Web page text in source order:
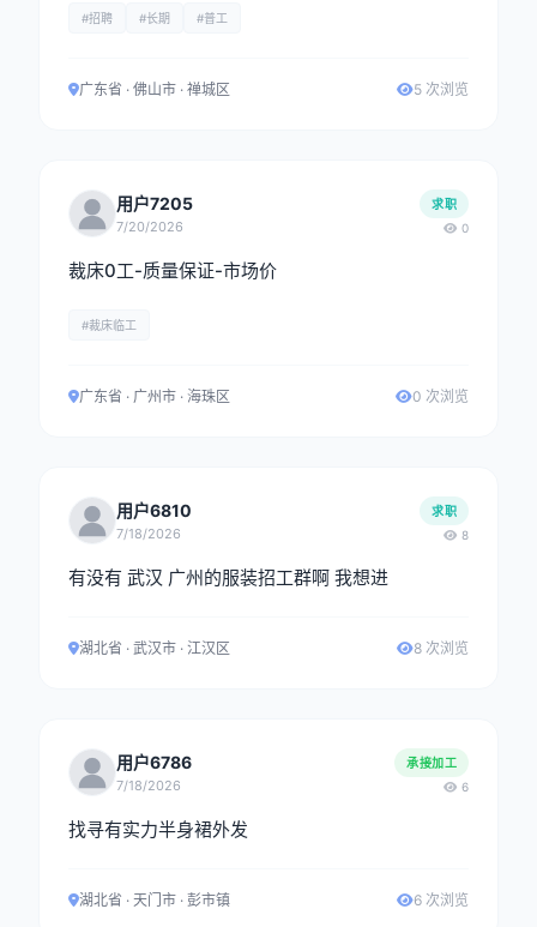
#招聘 #长期 #普工
广东省 · 佛山市 · 禅城区 5 次浏览
用户7205
7/20/2026
求职
0
裁床0工-质量保证-市场价
#裁床临工
广东省 · 广州市 · 海珠区 0 次浏览
用户6810
7/18/2026
求职
8
有没有 武汉 广州的服装招工群啊 我想进
湖北省 · 武汉市 · 江汉区 8 次浏览
用户6786
7/18/2026
承接加工
6
找寻有实力半身裙外发
湖北省 · 天门市 · 彭市镇 6 次浏览